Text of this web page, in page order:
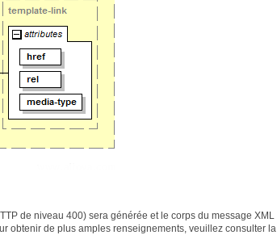
de niveau 400) sera générée et le corps du message XML
obtenir de plus amples renseignements, veuillez consulter la